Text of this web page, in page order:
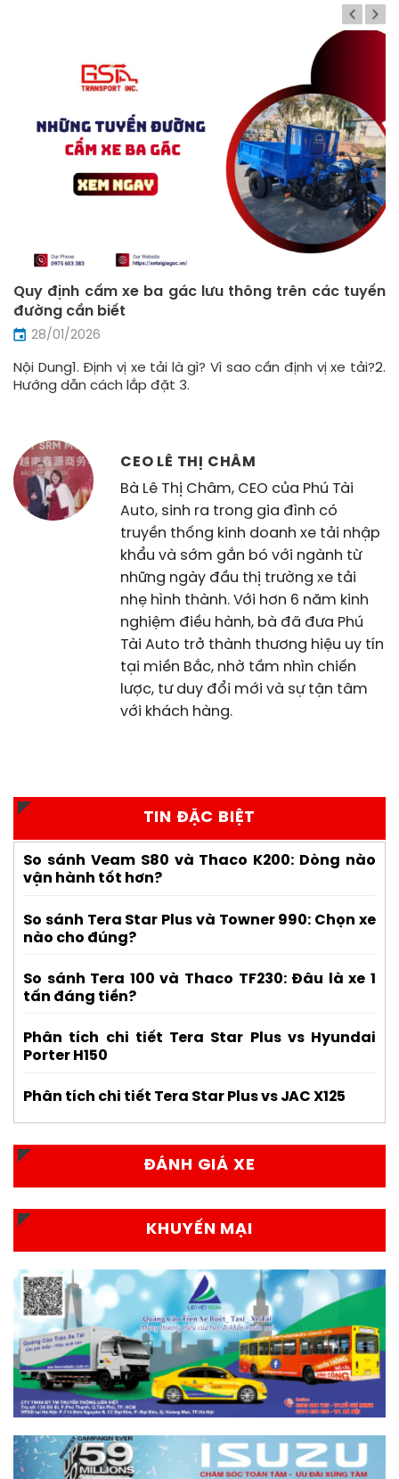
Quy định cấm xe ba gác lưu thông trên các tuyến
đường cần biết
28/01/2026
Nội Dung1. Định vị xe tải là gì? Vì sao cần định vị xe tải?2.
Hướng dẫn cách lắp đặt 3.
CEO LÊ THỊ CHÂM
Bà Lê Thị Châm, CEO của Phú Tài
Auto, sinh ra trong gia đình có
truyền thống kinh doanh xe tải nhập
khẩu và sớm gắn bó với ngành từ
những ngày đầu thị trường xe tải
nhẹ hình thành. Với hơn 6 năm kinh
nghiệm điều hành, bà đã đưa Phú
Tài Auto trở thành thương hiệu uy tín
tại miền Bắc, nhờ tầm nhìn chiến
lược, tư duy đổi mới và sự tận tâm
với khách hàng.
TIN ĐẶC BIỆT
So sánh Veam S80 và Thaco K200: Dòng nào
vận hành tốt hơn?
So sánh Tera Star Plus và Towner 990: Chọn xe
nào cho đúng?
So sánh Tera 100 và Thaco TF230: Đâu là xe 1
tấn đáng tiền?
Phân tích chi tiết Tera Star Plus vs Hyundai
Porter H150
Phân tích chi tiết Tera Star Plus vs JAC X125
ĐÁNH GIÁ XE
KHUYẾN MẠI